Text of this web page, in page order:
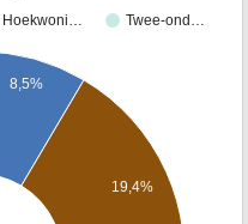
Hoekwoni…
Twee-ond…
8,5%
19,4%